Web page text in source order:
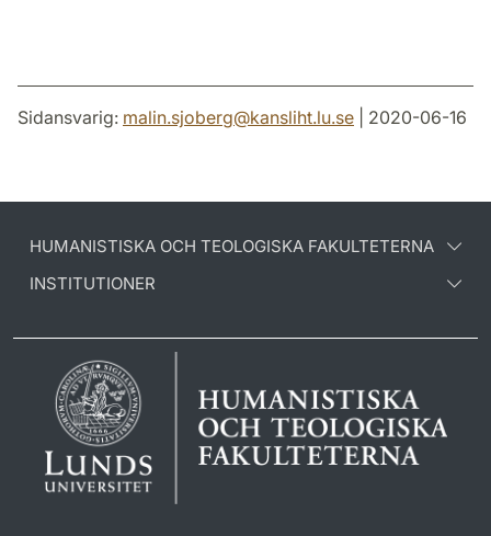
Sidansvarig: malin.sjoberg@kansliht.lu.se | 2020-06-16
HUMANISTISKA OCH TEOLOGISKA FAKULTETERNA
INSTITUTIONER